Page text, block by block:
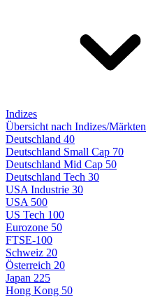
Indizes
Übersicht nach Indizes/Märkten
Deutschland 40
Deutschland Small Cap 70
Deutschland Mid Cap 50
Deutschland Tech 30
USA Industrie 30
USA 500
US Tech 100
Eurozone 50
FTSE-100
Schweiz 20
Österreich 20
Japan 225
Hong Kong 50